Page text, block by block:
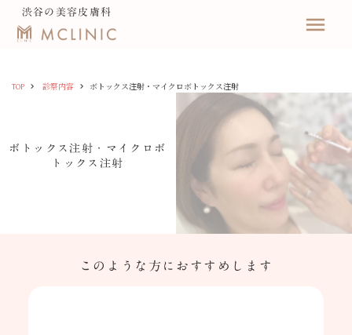
渋谷の美容皮膚科
menu
TOP keyboard_arrow_right 診察内容 keyboard_arrow_right ボトックス注射・マイクロボトックス注射
ボトックス注射・マイクロボ
トックス注射
このような方におすすめします